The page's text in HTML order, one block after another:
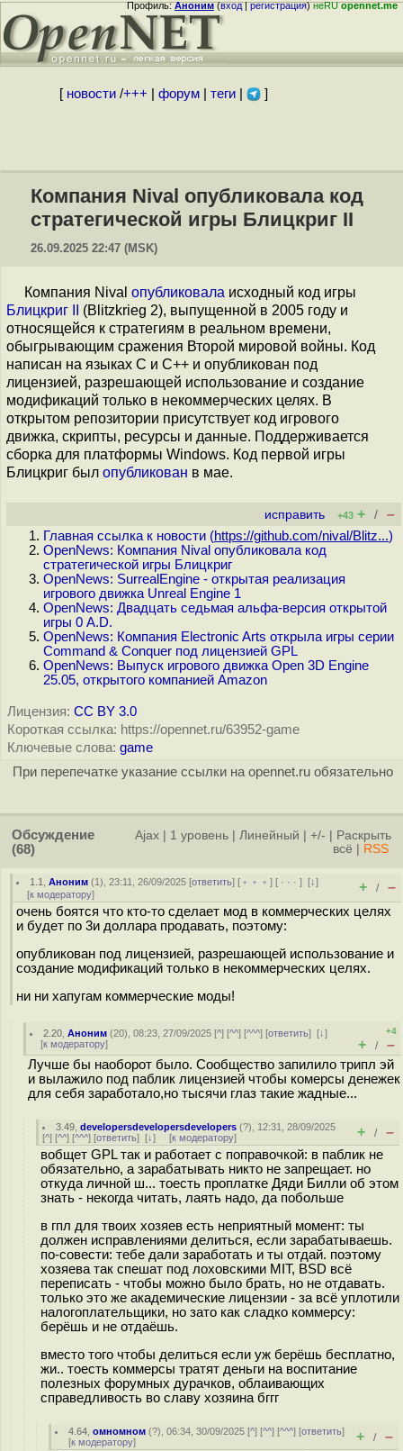
Профиль:Аноним(вход|регистрация)неRUopennet.me
[ новости/+++ форум| теги| ]
Компания Nival опубликовала код
стратегической игры Блицкриг II
26.09.2025 22:47 (MSK)
Компания Nival опубликовала исходный код игры
Блицкриг II
(Blitzkrieg 2), выпущенной в 2005 году и
относящейся к стратегиям в реальном времени,
обыгрывающим сражения Второй мировой войны. Код
написан на языках C и C++ и опубликован под
лицензией, разрешающей использование и создание
модификаций только в некоммерческих целях. В
открытом репозитории присутствует код игрового
движка, скрипты, ресурсы и данные. Поддерживается
сборка для платформы Windows. Код первой игры
Блицкриг был опубликован в мае.
исправить +43 + / –
Главная ссылка к новости (https://github.com/nival/Blitz...)
OpenNews: Компания Nival опубликовала код
стратегической игры Блицкриг
OpenNews: SurrealEngine - открытая реализация
игрового движка Unreal Engine 1
OpenNews: Двадцать седьмая альфа-версия открытой
игры 0 A.D.
OpenNews: Компания Electronic Arts открыла игры серии
Command & Conquer под лицензией GPL
OpenNews: Выпуск игрового движка Open 3D Engine
25.05, открытого компанией Amazon
Лицензия: CC BY 3.0
Короткая ссылка: https://opennet.ru/63952-game
Ключевые слова: game
При перепечатке указание ссылки на opennet.ru обязательно
Обсуждение
(68)
Ajax 1 уровень Линейный +/-
Раскрыть
всё
RSS
1.1 ,Аноним (1), 23:11, 26/09/2025 [ответить] [ ﹢﹢﹢] [ · · ·][↓]
[к модератору] + / –
очень боятся что кто-то сделает мод в коммерческих целях
и будет по 3и доллара продавать, поэтому:
опубликован под лицензией, разрешающей использование и
создание модификаций только в некоммерческих целях.
ни ни хапугам коммерческие моды!
2.20 ,Аноним (20), 08:23, 27/09/2025 [^] [^^] [^^^] [ответить][↓]
[к модератору]
+4
+ / –
Лучше бы наоборот было. Сообщество запилило трипл эй
и вылажило под паблик лицензией чтобы комерсы денежек
для себя заработало,но тысячи глаз такие жадные...
3.49 ,developersdevelopersdevelopers (?), 12:31, 28/09/2025
[^] [^^] [^^^] [ответить] [↓] [к модератору] + / –
вобщет GPL так и работает с поправочкой: в паблик не
обязательно, а зарабатывать никто не запрещает. но
откуда личной ш... тоесть проплатке Дяди Билли об этом
знать - некогда читать, лаять надо, да побольше
в гпл для твоих хозяев есть неприятный момент: ты
должен исправлениями делиться, если зарабатываешь.
по-совести: тебе дали заработать и ты отдай. поэтому
хозяева так спешат под лоховскими MIT, BSD всё
переписать - чтобы можно было брать, но не отдавать.
только это же академические лицензии - за всё уплотили
налогоплательщики, но зато как сладко коммерсу:
берёшь и не отдаёшь.
вместо того чтобы делиться если уж берёшь бесплатно,
жи.. тоесть коммерсы тратят деньги на воспитание
полезных форумных дурачков, облаивающих
справедливость во славу хозяина бггг
4.64 ,омномном (?), 06:34, 30/09/2025 [^] [^^] [^^^] [ответить]
[к модератору] + / –